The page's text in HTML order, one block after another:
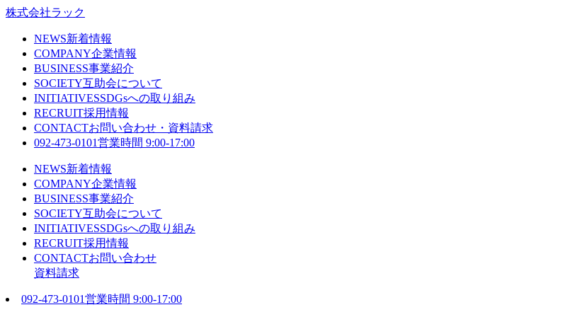
株式会社ラック
NEWS新着情報
COMPANY企業情報
BUSINESS事業紹介
SOCIETY互助会について
INITIATIVESSDGsへの取り組み
RECRUIT採用情報
CONTACTお問い合わせ・資料請求
092-473-0101営業時間 9:00-17:00
NEWS新着情報
COMPANY企業情報
BUSINESS事業紹介
SOCIETY互助会について
INITIATIVESSDGsへの取り組み
RECRUIT採用情報
CONTACTお問い合わせ
資料請求
092-473-0101営業時間 9:00-17:00